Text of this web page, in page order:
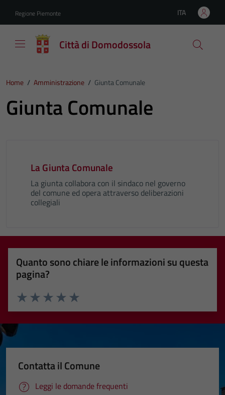
Regione Piemonte Lingua attiva:
ITA
Città di Domodossola
Home / Amministrazione / Giunta Comunale
Giunta Comunale
La Giunta Comunale
La giunta collabora con il sindaco nel governo
del comune ed opera attraverso deliberazioni
collegiali
Quanto sono chiare le informazioni su questa
pagina?
Valuta 5 stelle su 5
Valuta 4 stelle su 5
Valuta 3 stelle su 5
Valuta 2 stelle su 5
Valuta 1 stelle su 5
Contatta il Comune
Leggi le domande frequenti